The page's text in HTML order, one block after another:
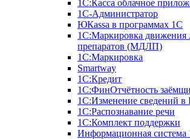
1С:Касса облачное
1С-Администратор
ЮКаssа в программах 1С
1С:Маркировка движения
препаратов (МДЛП)
1С:Маркировка
Smartway
1С:Кредит
1С:ФинОтчётность
1С:Изменение сведений
1С:Распознавание речи
1С:Комплект поддержки
Информационная